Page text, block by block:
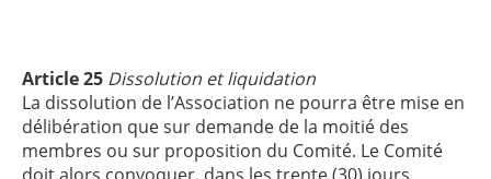
Article 25 Dissolution et liquidation
La dissolution de l’Association ne pourra être mise en
délibération que sur demande de la moitié des
membres ou sur proposition du Comité. Le Comité